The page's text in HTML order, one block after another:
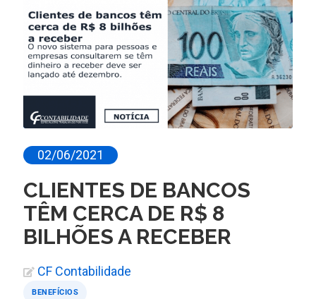
02/06/2021
CLIENTES DE BANCOS
TÊM CERCA DE R$ 8
BILHÕES A RECEBER
CF Contabilidade
BENEFÍCIOS